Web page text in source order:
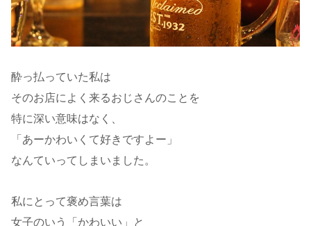
酔っ払っていた私は
そのお店によく来るおじさんのことを
特に深い意味はなく、
「あーかわいくて好きですよー」
なんていってしまいました。
私にとって褒め言葉は
女子のいう「かわいい」と